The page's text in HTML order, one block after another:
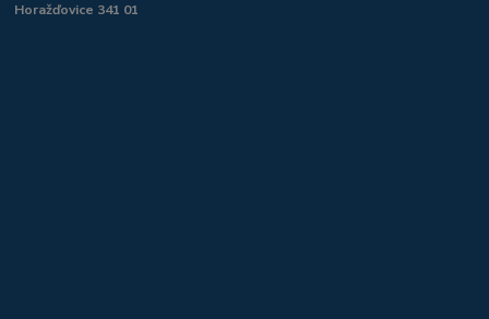
Horažďovice 341 01